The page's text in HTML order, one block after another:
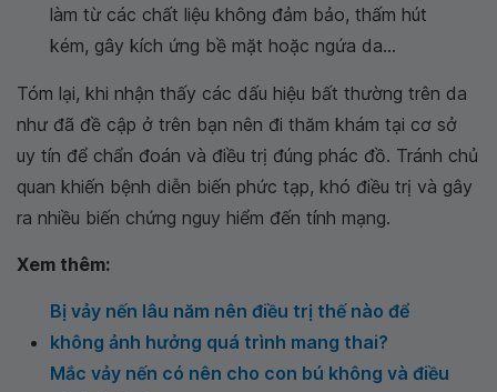
làm từ các chất liệu không đảm bảo, thấm hút
kém, gây kích ứng bề mặt hoặc ngứa da...
Tóm lại, khi nhận thấy các dấu hiệu bất thường trên da
như đã đề cập ở trên bạn nên đi thăm khám tại cơ sở
uy tín để chẩn đoán và điều trị đúng phác đồ. Tránh chủ
quan khiến bệnh diễn biến phức tạp, khó điều trị và gây
ra nhiều biến chứng nguy hiểm đến tính mạng.
Xem thêm:
Bị vảy nến lâu năm nên điều trị thế nào để
không ảnh hưởng quá trình mang thai?
Mắc vảy nến có nên cho con bú không và điều